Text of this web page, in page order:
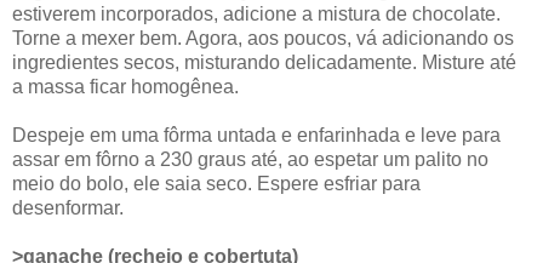
estiverem incorporados, adicione a mistura de chocolate.
Torne a mexer bem. Agora, aos poucos, vá adicionando os
ingredientes secos, misturando delicadamente. Misture até
a massa ficar homogênea.
Despeje em uma fôrma untada e enfarinhada e leve para
assar em fôrno a 230 graus até, ao espetar um palito no
meio do bolo, ele saia seco. Espere esfriar para
desenformar.
>ganache (recheio e cobertuta)